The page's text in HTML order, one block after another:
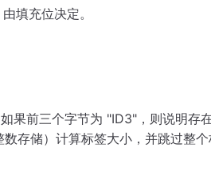
填充位决定。
果前三个字节为 "ID3"，则说明存
存储）计算标签大小，并跳过整